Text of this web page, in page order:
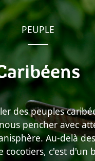
PEUPLE
des peuples
pencher avec
Au-delà
cocotiers, c'est d'un